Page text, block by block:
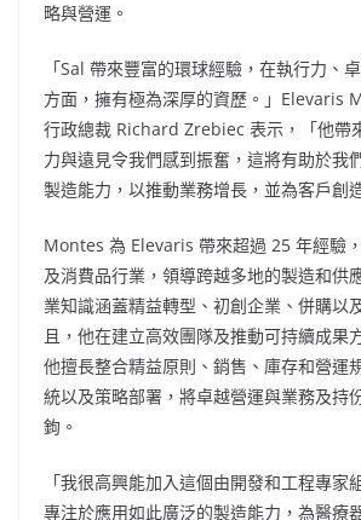
略與營運。
「Sal 帶來豐富的環球經驗，在執行力、
方面，擁有極為深厚的資歷。」Elevaris
行政總裁 Richard Zrebiec 表示，「他帶
力與遠見令我們感到振奮，這將有助於我
製造能力，以推動業務增長，並為客戶創
Montes 為 Elevaris 帶來超過 25 年經驗
及消費品行業，領導跨越多地的製造和供
業知識涵蓋精益轉型、初創企業、併購以
且，他在建立高效團隊及推動可持續成果
他擅長整合精益原則、銷售、庫存和營運
統以及策略部署，將卓越營運與業務及持
鉤。
「我很高興能加入這個由開發和工程專家
專注於應用如此廣泛的製造能力，為醫療